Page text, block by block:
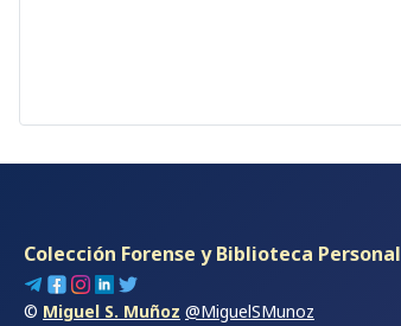
Colección Forense y Biblioteca Personal
© Miguel S. Muñoz @MiguelSMunoz